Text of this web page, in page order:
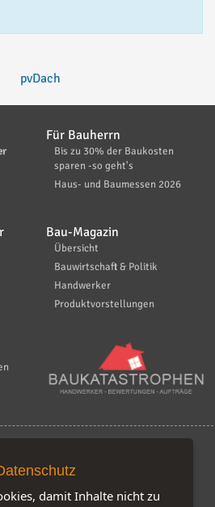
Für Bauherrn
Bis zu 30% der Baukosten
sparen -so geht's
Haus- und Baumessen 2026
Bau-Magazin
Übersicht
Bauwirtschaft & Politik
Handwerker
Produktvorstellungen
GmbH & Co. KG. Alle Rechte
damit Inhalte nicht zu